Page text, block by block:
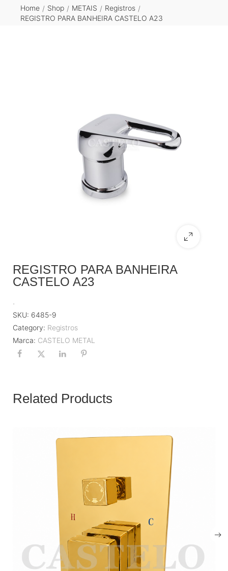
Home / Shop / METAIS / Registros /
REGISTRO PARA BANHEIRA CASTELO A23
REGISTRO PARA BANHEIRA
CASTELO A23
.
SKU: 6485-9
Category: Registros
Marca: CASTELO METAL
Related Products